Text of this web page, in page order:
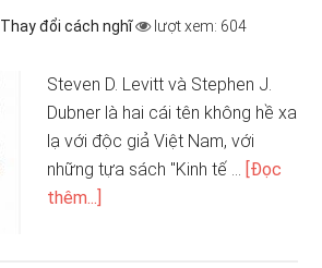
Thay đổi cách nghĩ lượt xem: 604
Steven D. Levitt và Stephen J.
Dubner là hai cái tên không hề xa
lạ với độc giả Việt Nam, với
những tựa sách "Kinh tế … [Đọc
thêm...]